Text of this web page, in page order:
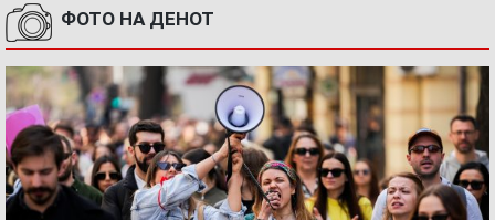
ФОТО НА ДЕНОТ